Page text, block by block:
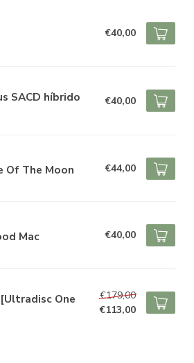
€40,00
SACD híbrido €40,00
Of The Moon €44,00
Mac €40,00
One
€179,00
€113,00